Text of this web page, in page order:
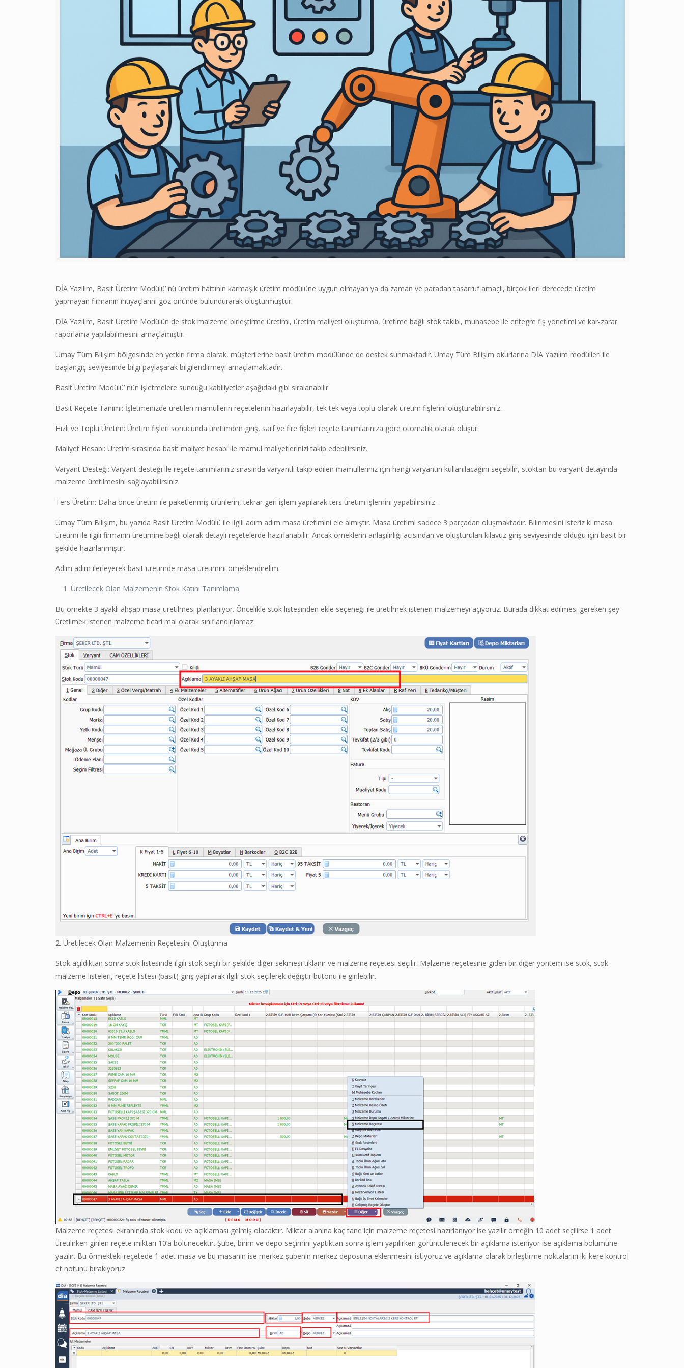
DİA Yazılım, Basit Üretim Modülü’ nü üretim hattının karmaşık üretim modülüne uygun olmayan ya da zaman ve paradan tasarruf amaçlı, birçok ileri derecede üretim
yapmayan firmanın ihtiyaçlarını göz önünde bulundurarak oluşturmuştur.
DİA Yazılım, Basit Üretim Modülün de stok malzeme birleştirme üretimi, üretim maliyeti oluşturma, üretime bağlı stok takibi, muhasebe ile entegre fiş yönetimi ve kar-zarar
raporlama yapılabilmesini amaçlamıştır.
Umay Tüm Bilişim bölgesinde en yetkin firma olarak, müşterilerine basit üretim modülünde de destek sunmaktadır. Umay Tüm Bilişim okurlarına DİA Yazılım modülleri ile
başlangıç seviyesinde bilgi paylaşarak bilgilendirmeyi amaçlamaktadır.
Basit Üretim Modülü’ nün işletmelere sunduğu kabiliyetler aşağıdaki gibi sıralanabilir.
Basit Reçete Tanımı: İşletmenizde üretilen mamullerin reçetelerini hazırlayabilir, tek tek veya toplu olarak üretim fişlerini oluşturabilirsiniz.
Hızlı ve Toplu Üretim: Üretim fişleri sonucunda üretimden giriş, sarf ve fire fişleri reçete tanımlarınıza göre otomatik olarak oluşur.
Maliyet Hesabı: Üretim sırasında basit maliyet hesabı ile mamul maliyetlerinizi takip edebilirsiniz.
Varyant Desteği: Varyant desteği ile reçete tanımlarınız sırasında varyantlı takip edilen mamulleriniz için hangi varyantın kullanılacağını seçebilir, stoktan bu varyant detayında
malzeme üretilmesini sağlayabilirsiniz.
Ters Üretim: Daha önce üretim ile paketlenmiş ürünlerin, tekrar geri işlem yapılarak ters üretim işlemini yapabilirsiniz.
Umay Tüm Bilişim, bu yazıda Basit Üretim Modülü ile ilgili adım adım masa üretimini ele almıştır. Masa üretimi sadece 3 parçadan oluşmaktadır. Bilinmesini isteriz ki masa
üretimi ile ilgili firmanın üretimine bağlı olarak detaylı reçetelerde hazırlanabilir. Ancak örneklerin anlaşılırlığı acısından ve oluşturulan kılavuz giriş seviyesinde olduğu için basit bir
şekilde hazırlanmıştır.
Adım adım ilerleyerek basit üretimde masa üretimini örneklendirelim.
Üretilecek Olan Malzemenin Stok Katını Tanımlama
Bu örnekte 3 ayaklı ahşap masa üretilmesi planlanıyor. Öncelikle stok listesinden ekle seçeneği ile üretilmek istenen malzemeyi açıyoruz. Burada dikkat edilmesi gereken şey
üretilmek istenen malzeme ticari mal olarak sınıflandırılamaz.
2. Üretilecek Olan Malzemenin Reçetesini Oluşturma
Stok açıldıktan sonra stok listesinde ilgili stok seçili bir şekilde diğer sekmesi tıklanır ve malzeme reçetesi seçilir. Malzeme reçetesine giden bir diğer yöntem ise stok, stok-
malzeme listeleri, reçete listesi (basit) giriş yapılarak ilgili stok seçilerek değiştir butonu ile girilebilir.
Malzeme reçetesi ekranında stok kodu ve açıklaması gelmiş olacaktır. Miktar alanına kaç tane için malzeme reçetesi hazırlanıyor ise yazılır örneğin 10 adet seçilirse 1 adet
üretilirken girilen reçete miktarı 10’a bölünecektir. Şube, birim ve depo seçimini yaptıktan sonra işlem yapılırken görüntülenecek bir açıklama isteniyor ise açıklama bölümüne
yazılır. Bu örmekteki reçetede 1 adet masa ve bu masanın ise merkez şubenin merkez deposuna eklenmesini istiyoruz ve açıklama olarak birleştirme noktalarını iki kere kontrol
et notunu bırakıyoruz.